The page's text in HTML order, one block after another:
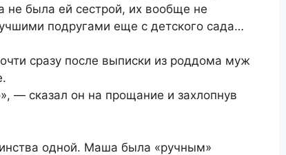
не была ей сестрой, их вообще не
подругами еще с детского сада…
сразу после выписки из роддома муж
― сказал он на прощание и захлопнув
одной. Маша была «ручным»